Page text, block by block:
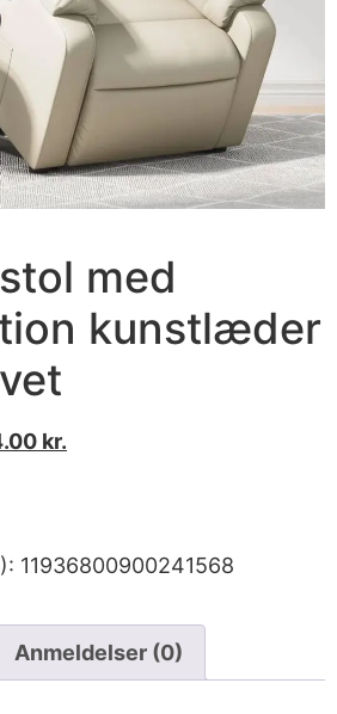
med
kunstlæder
kr.
11936800900241568
Anmeldelser (0)